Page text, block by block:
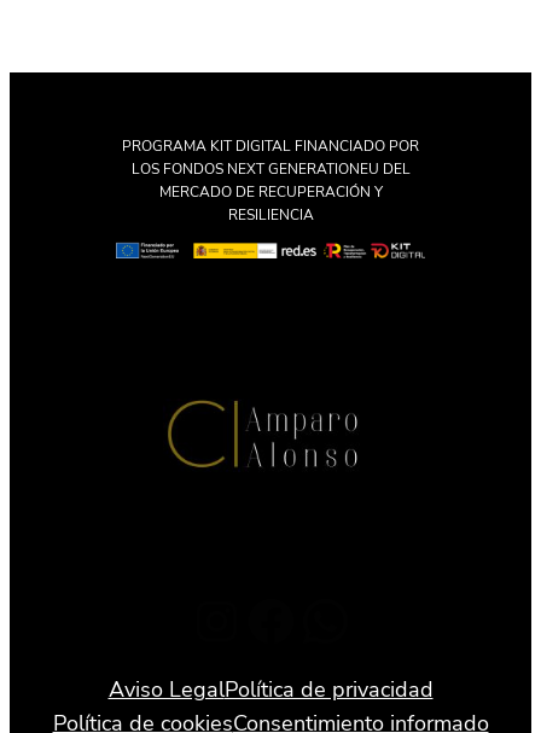
PROGRAMA KIT DIGITAL FINANCIADO POR
LOS FONDOS NEXT GENERATIONEU DEL
MERCADO DE RECUPERACIÓN Y
RESILIENCIA
Aviso LegalPolítica de privacidad
Política de cookiesConsentimiento informado